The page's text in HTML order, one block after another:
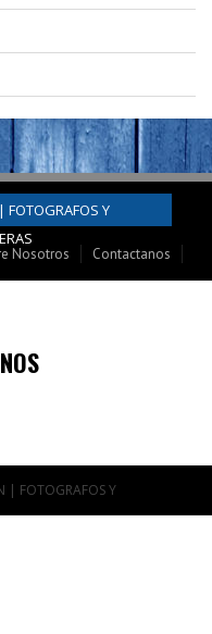
FOTOGRAFOS Y
Nosotros Contactanos
| FOTOGRAFOS Y